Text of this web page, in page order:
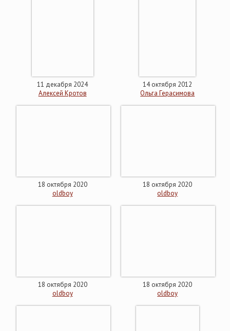
11 декабря 2024
Алексей Кротов
14 октября 2012
Ольга Герасимова
18 октября 2020
oldboy
18 октября 2020
oldboy
18 октября 2020
oldboy
18 октября 2020
oldboy